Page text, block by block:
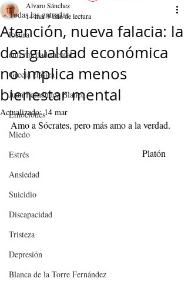
Todas las entradas
locura
enfermedad mental
Grecia clásica
Juan Fernández Blanco
Emociones
Miedo
Estrés
Ansiedad
Suicidio
Discapacidad
Tristeza
Depresión
Blanca de la Torre Fernández
Atención, nueva falacia: la
desigualdad económica
no implica menos
bienestar mental
Alvaro Sánchez
14 mar9 min de lectura
Actualizado:14 mar
Amo a Sócrates, pero más amo a la verdad.
Platón